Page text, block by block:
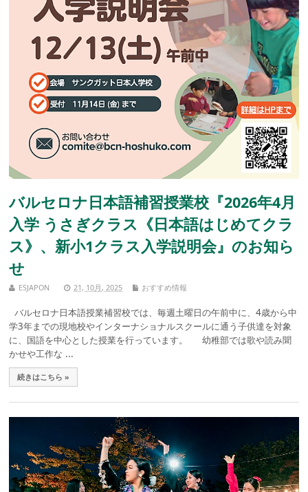
バルセロナ日本語補習授業校『2026年4月
入学 うさぎクラス《日本語はじめてクラ
ス》、新小1クラス入学説明会』のお知ら
せ
ESJAPON 21, 10月, 2025 おすすめ情報
バルセロナ日本語授業補習校では、毎週土曜日の午前中に、4歳から中
学3年までの現地校やインターナショナルスクールに通う子供達を対象
に、国語を中心とした授業を行っています。 幼稚部では歌や読み聞
かせや工作な ...
続きはこちら »